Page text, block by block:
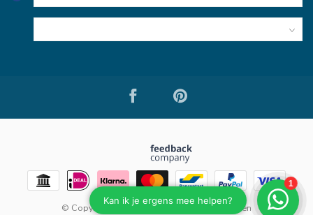
© Copyright 2026 Bouwmaterialen van Viegen